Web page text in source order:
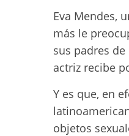
Eva Mendes,
más le
sus padres
actriz recibe
Y es que, en
objetos